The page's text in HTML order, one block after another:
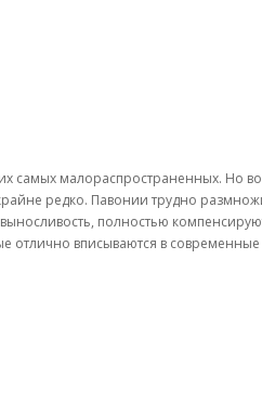
самых малораспространенных. Но
редко. Павонии трудно
полностью
отлично вписываются в